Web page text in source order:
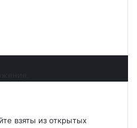
взяты из открытых